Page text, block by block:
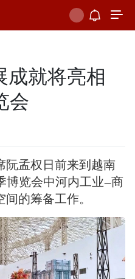
成就将亮相
会
阮孟权日前来到越南
博览会中河内工业—商
的筹备工作。